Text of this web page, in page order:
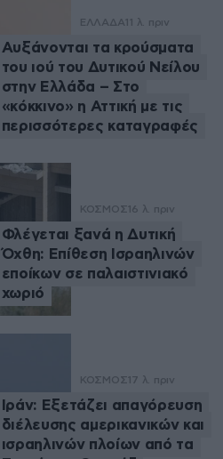
ΕΛΛΑΔΑ 11 λ. πριν
Αυξάνονται τα κρούσματα
του ιού του Δυτικού Νείλου
στην Ελλάδα – Στο
«κόκκινο» η Αττική με τις
περισσότερες καταγραφές
ΚΟΣΜΟΣ 16 λ. πριν
Φλέγεται ξανά η Δυτική
Όχθη: Επίθεση Ισραηλινών
εποίκων σε παλαιστινιακό
χωριό
ΚΟΣΜΟΣ 17 λ. πριν
Ιράν: Εξετάζει απαγόρευση
διέλευσης αμερικανικών και
ισραηλινών πλοίων από τα